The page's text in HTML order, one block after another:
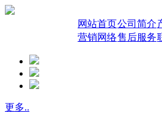
网站首页公司简介
营销网络售后服务
更多..